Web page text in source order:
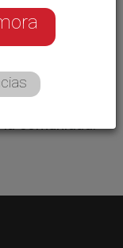
y León,
al presidente
que se
pueda
en
comunidad.